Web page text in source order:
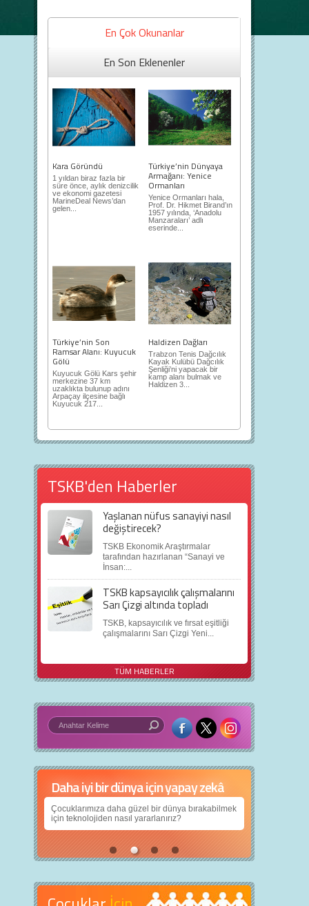
En Çok Okunanlar
En Son Eklenenler
Kara Göründü
1 yıldan biraz fazla bir
süre önce, aylık denizcilik
ve ekonomi gazetesi
MarineDeal News’dan
gelen...
Türkiye’nin Dünyaya
Armağanı: Yenice
Ormanları
Yenice Ormanları hala,
Prof. Dr. Hikmet Birand’ın
1957 yılında, ‘Anadolu
Manzaraları’ adlı
eserinde...
Türkiye’nin Son
Ramsar Alanı: Kuyucuk
Gölü
Kuyucuk Gölü Kars şehir
merkezine 37 km
uzaklıkta bulunup adını
Arpaçay ilçesine bağlı
Kuyucuk 217...
Haldizen Dağları
Trabzon Tenis Dağcılık
Kayak Kulübü Dağcılık
Şenliği’ni yapacak bir
kamp alanı bulmak ve
Haldizen 3...
TSKB'den Haberler
Yaşlanan nüfus sanayiyi nasıl
değiştirecek?
TSKB Ekonomik Araştırmalar
tarafından hazırlanan “Sanayi ve
İnsan:...
TSKB kapsayıcılık çalışmalarını
Sarı Çizgi altında topladı
TSKB, kapsayıcılık ve fırsat eşitliği
çalışmalarını Sarı Çizgi Yeni...
TÜM HABERLER
Daha iyi bir dünya için yapay zekâ
Çocuklarımıza daha güzel bir dünya bırakabilmek
için teknolojiden nasıl yararlanırız?